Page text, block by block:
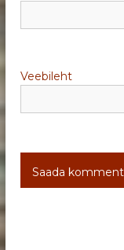
Veebileht